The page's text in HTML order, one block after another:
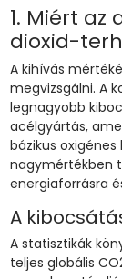
1. Miért az
dioxid-
A kihívás
megvizsgálni. A
legnagyobb
acélgyártás,
bázikus
nagymértékben
energiaforrásra
A
A statisztikák
teljes globális